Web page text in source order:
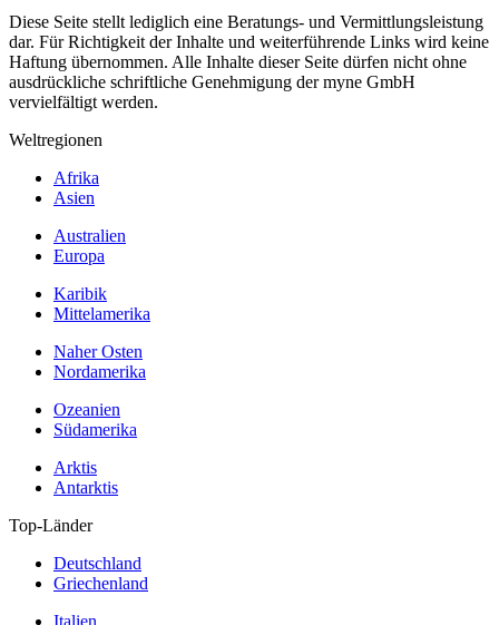
Diese Seite stellt lediglich eine Beratungs- und Vermittlungsleistung
dar. Für Richtigkeit der Inhalte und weiterführende Links wird keine
Haftung übernommen. Alle Inhalte dieser Seite dürfen nicht ohne
ausdrückliche schriftliche Genehmigung der myne GmbH
vervielfältigt werden.
Weltregionen
Afrika
Asien
Australien
Europa
Karibik
Mittelamerika
Naher Osten
Nordamerika
Ozeanien
Südamerika
Arktis
Antarktis
Top-Länder
Deutschland
Griechenland
Italien